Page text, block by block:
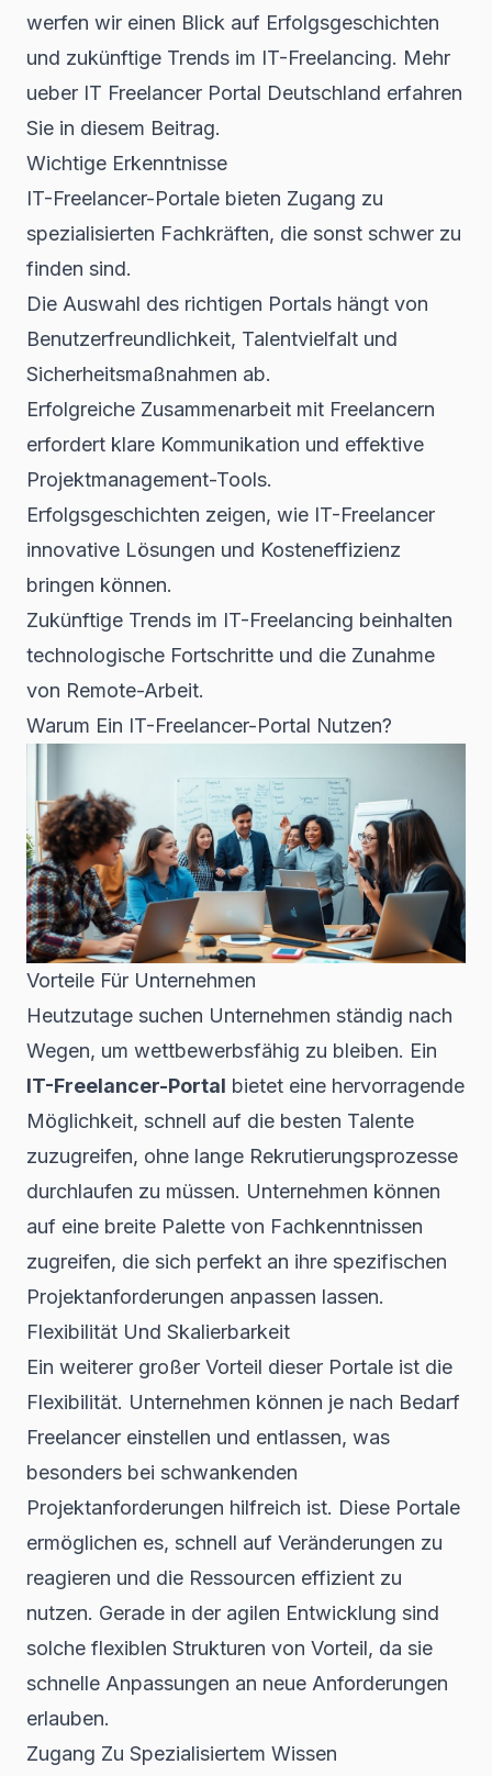
werfen wir einen Blick auf Erfolgsgeschichten
und zukünftige Trends im IT-Freelancing. Mehr
ueber IT Freelancer Portal Deutschland erfahren
Sie in diesem Beitrag.
Wichtige Erkenntnisse
IT-Freelancer-Portale bieten Zugang zu
spezialisierten Fachkräften, die sonst schwer zu
finden sind.
Die Auswahl des richtigen Portals hängt von
Benutzerfreundlichkeit, Talentvielfalt und
Sicherheitsmaßnahmen ab.
Erfolgreiche Zusammenarbeit mit Freelancern
erfordert klare Kommunikation und effektive
Projektmanagement-Tools.
Erfolgsgeschichten zeigen, wie IT-Freelancer
innovative Lösungen und Kosteneffizienz
bringen können.
Zukünftige Trends im IT-Freelancing beinhalten
technologische Fortschritte und die Zunahme
von Remote-Arbeit.
Warum Ein IT-Freelancer-Portal Nutzen?
Vorteile Für Unternehmen
Heutzutage suchen Unternehmen ständig nach
Wegen, um wettbewerbsfähig zu bleiben. Ein
IT-Freelancer-Portal bietet eine hervorragende
Möglichkeit, schnell auf die besten Talente
zuzugreifen, ohne lange Rekrutierungsprozesse
durchlaufen zu müssen. Unternehmen können
auf eine breite Palette von Fachkenntnissen
zugreifen, die sich perfekt an ihre spezifischen
Projektanforderungen anpassen lassen.
Flexibilität Und Skalierbarkeit
Ein weiterer großer Vorteil dieser Portale ist die
Flexibilität. Unternehmen können je nach Bedarf
Freelancer einstellen und entlassen, was
besonders bei schwankenden
Projektanforderungen hilfreich ist. Diese Portale
ermöglichen es, schnell auf Veränderungen zu
reagieren und die Ressourcen effizient zu
nutzen. Gerade in der agilen Entwicklung sind
solche flexiblen Strukturen von Vorteil, da sie
schnelle Anpassungen an neue Anforderungen
erlauben.
Zugang Zu Spezialisiertem Wissen